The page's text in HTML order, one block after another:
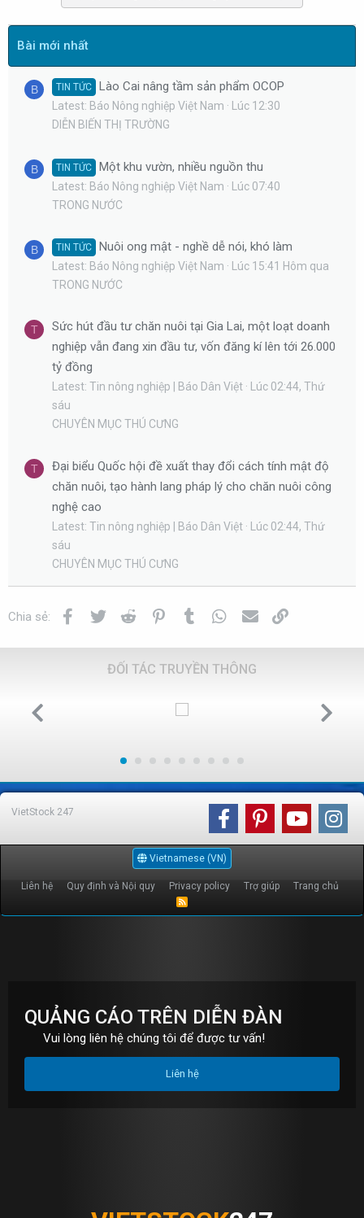
Bài mới nhất
B TIN TỨC Lào Cai nâng tầm sản phẩm OCOP
Latest: Báo Nông nghiệp Việt Nam
Lúc 12:30
DIỄN BIẾN THỊ TRƯỜNG
B TIN TỨC Một khu vườn, nhiều nguồn thu
Latest: Báo Nông nghiệp Việt Nam
Lúc 07:40
TRONG NƯỚC
B TIN TỨC Nuôi ong mật - nghề dễ nói, khó làm
Latest: Báo Nông nghiệp Việt Nam
Lúc 15:41 Hôm qua
TRONG NƯỚC
T
Sức hút đầu tư chăn nuôi tại Gia Lai, một loạt doanh
nghiệp vẫn đang xin đầu tư, vốn đăng kí lên tới 26.000
tỷ đồng
Latest: Tin nông nghiệp | Báo Dân Việt
Lúc 02:44, Thứ
sáu
CHUYÊN MỤC THÚ CƯNG
T
Đại biểu Quốc hội đề xuất thay đổi cách tính mật độ
chăn nuôi, tạo hành lang pháp lý cho chăn nuôi công
nghệ cao
Latest: Tin nông nghiệp | Báo Dân Việt
Lúc 02:44, Thứ
sáu
CHUYÊN MỤC THÚ CƯNG
Chia sẻ: Facebook
Twitter Reddit PinterestTumblr WhatsApp
Email
ĐỐI TÁC TRUYỀN THÔNG
VietStock 247
Vietnamese (VN)
Liên hệ Quy định và Nội quy Privacy policy Trợ giúp Trang chủ
R
QUẢNG CÁO TRÊN DIỄN ĐÀN
Vui lòng liên hệ chúng tôi để được tư vấn!
Liên hệ